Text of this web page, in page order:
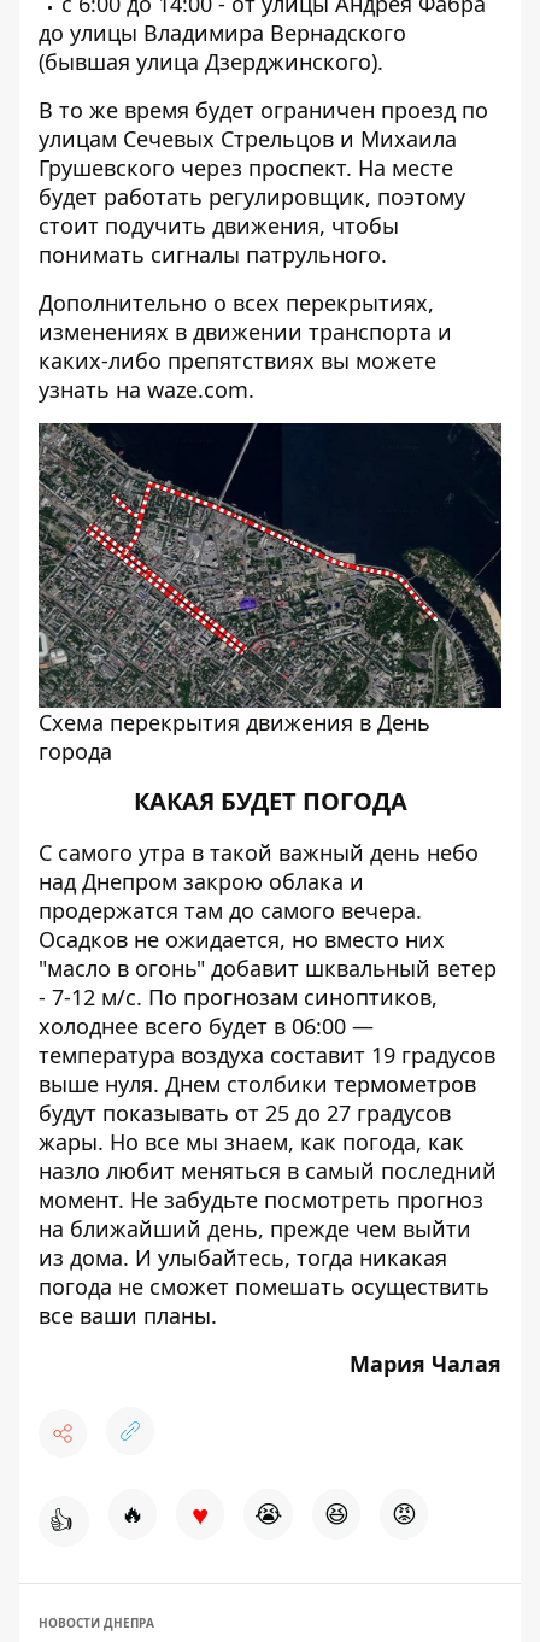
до улицы Владимира Вернадского
(бывшая улица Дзерджинского).
В то же время будет ограничен проезд по
улицам Сечевых Стрельцов и Михаила
Грушевского через проспект. На месте
будет работать регулировщик, поэтому
стоит подучить движения, чтобы
понимать сигналы патрульного.
Дополнительно о всех перекрытиях,
изменениях в движении транспорта и
каких-либо препятствиях вы можете
узнать на waze.com.
Схема перекрытия движения в День
города
КАКАЯ БУДЕТ ПОГОДА
С самого утра в такой важный день небо
над Днепром закрою облака и
продержатся там до самого вечера.
Осадков не ожидается, но вместо них
"масло в огонь" добавит шквальный ветер
- 7-12 м/с. По прогнозам синоптиков,
холоднее всего будет в 06:00 —
температура воздуха составит 19 градусов
выше нуля. Днем столбики термометров
будут показывать от 25 до 27 градусов
жары. Но все мы знаем, как погода, как
назло любит меняться в самый последний
момент. Не забудьте посмотреть прогноз
на ближайший день, прежде чем выйти
из дома. И улыбайтесь, тогда никакая
погода не сможет помешать осуществить
все ваши планы.
Мария Чалая
👍 🔥 ♥ 😭 😆 😡
НОВОСТИ ДНЕПРА